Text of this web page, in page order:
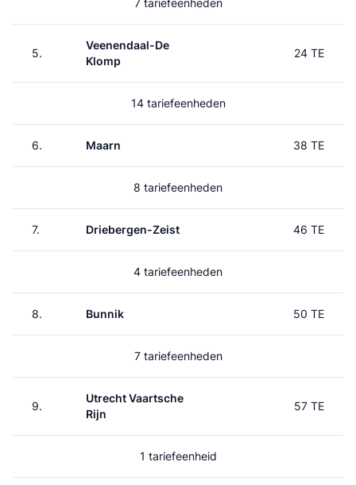
7 tariefeenheden
5.
Veenendaal-De
Klomp
24 TE
14 tariefeenheden
6. Maarn 38 TE
8 tariefeenheden
7. Driebergen-Zeist 46 TE
4 tariefeenheden
8. Bunnik 50 TE
7 tariefeenheden
9.
Utrecht Vaartsche
Rijn
57 TE
1 tariefeenheid